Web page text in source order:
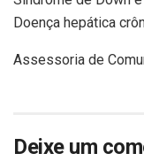
Doença hepática
Assessoria de
Deixe um